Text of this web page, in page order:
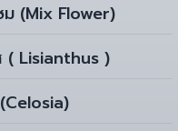
(Mix Flower)
( Lisianthus )